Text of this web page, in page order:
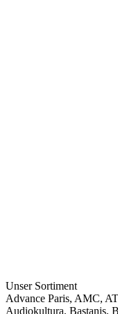
Unser Sortiment
Advance Paris, AMC,
Audiokultura, Bastanis,